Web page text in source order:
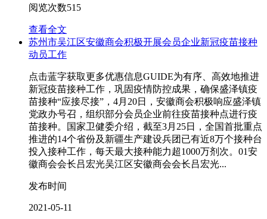
阅览次数515
查看全文
苏州市吴江区安徽商会积极开展会员企业新冠疫苗接种
动员工作
点击蓝字获取更多优惠信息GUIDE为有序、高效地推进
新冠疫苗接种工作，巩固疫情防控成果，确保盛泽镇疫
苗接种“应接尽接”，4月20日，安徽商会积极响应盛泽镇
党政办号召，组织部分会员企业前往疫苗接种点进行疫
苗接种。国家卫健委介绍，截至3月25日，全国首批重点
推进的14个省份及新疆生产建设兵团已有近8万个接种台
投入接种工作，每天最大接种能力超1000万剂次。01安
徽商会会长吕宏光吴江区安徽商会会长吕宏光...
发布时间
2021-05-11